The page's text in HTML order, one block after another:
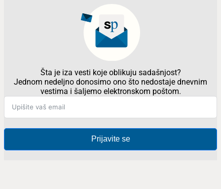
Šta je iza vesti koje oblikuju sadašnjost?
Jednom nedeljno donosimo ono što nedostaje dnevnim
vestima i šaljemo elektronskom poštom.
Prijavite se